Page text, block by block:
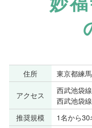
住所 東京都練
アクセス
西武池袋
西武池袋
推奨規模
1名から